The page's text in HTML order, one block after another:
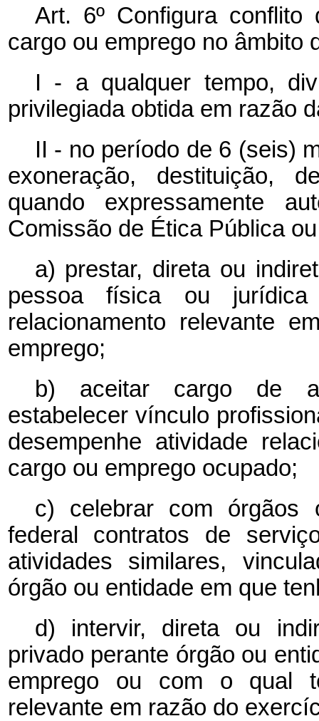
Art. 6º Configura
cargo ou emprego no âmbito
I - a qualquer tempo,
privilegiada obtida em razão
II - no período de 6 (seis)
exoneração, destituição,
quando expressamente
Comissão de Ética Pública
a) prestar, direta ou
pessoa física ou
relacionamento relevante
emprego;
b) aceitar cargo de
estabelecer vínculo
desempenhe atividade
cargo ou emprego ocupado;
c) celebrar com órgãos
federal contratos de
atividades similares,
órgão ou entidade em que
d) intervir, direta ou
privado perante órgão ou
emprego ou com o qual
relevante em razão do